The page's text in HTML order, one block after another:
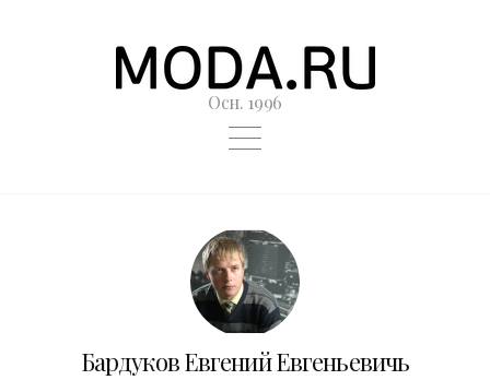
Осн. 1996
Бардуков Евгений Евгеньевичь